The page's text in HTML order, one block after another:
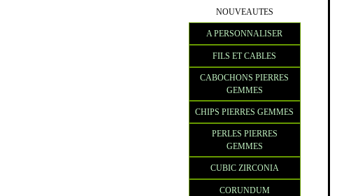
NOUVEAUTES
A PERSONNALISER
FILS ET CABLES
CABOCHONS PIERRES
GEMMES
CHIPS PIERRES GEMMES
PERLES PIERRES
GEMMES
CUBIC ZIRCONIA
CORUNDUM